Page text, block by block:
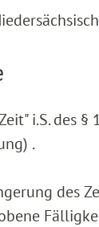
i.S. des
.
des